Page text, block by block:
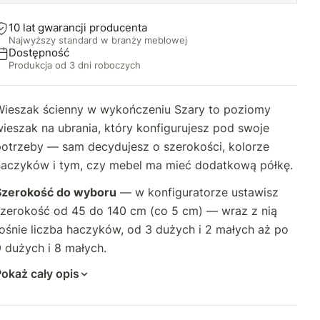
70 cm (5+4)
75 cm (5+4) +96 zł
80 cm (5+4) +110 zł
85 cm (6+5) +130 zł
90 cm (6+5) +146 zł
95 cm (6+5) +160 zł
100 cm (7+6)
10 lat gwarancji producenta
Najwyższy standard w branży meblowej
Dostępność
Produkcja od 3 dni roboczych
ścienny w wykończeniu Szary to poziomy
na ubrania, który konfigurujesz pod swoje
— sam decydujesz o szerokości, kolorze
i tym, czy mebel ma mieć dodatkową półkę.
do wyboru — w konfiguratorze ustawisz
od 45 do 140 cm (co 5 cm) — wraz z nią
liczba haczyków, od 3 dużych i 2 małych aż po
dużych i 8 małych.
cały opis